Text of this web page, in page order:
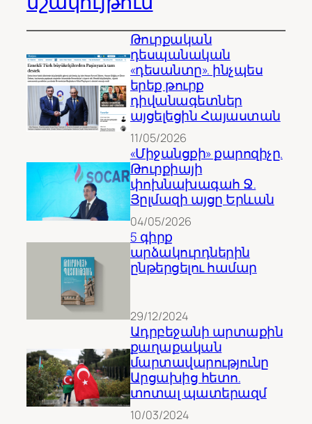
Թուրքական
դեսպանական
«դեսանտը». ինչպես
երեք թուրք
դիվանագետներ
այցելեցին Հայաստան
11/05/2026
«Միջանցքի» քարոզիչը.
Թուրքիայի
փոխնախագահ Ջ.
Յըլմազի այցը Երևան
04/05/2026
5 գիրք
արձակուրդներին
ընթերցելու համար
29/12/2024
Ադրբեջանի արտաքին
քաղաքական
մարտավարությունը
Արցախից հետո.
տոտալ պատերազմ
10/03/2024